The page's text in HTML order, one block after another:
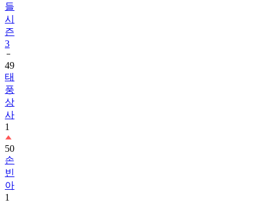
들
시
즌
3
49
태
풍
상
사
1
50
손
빈
아
1